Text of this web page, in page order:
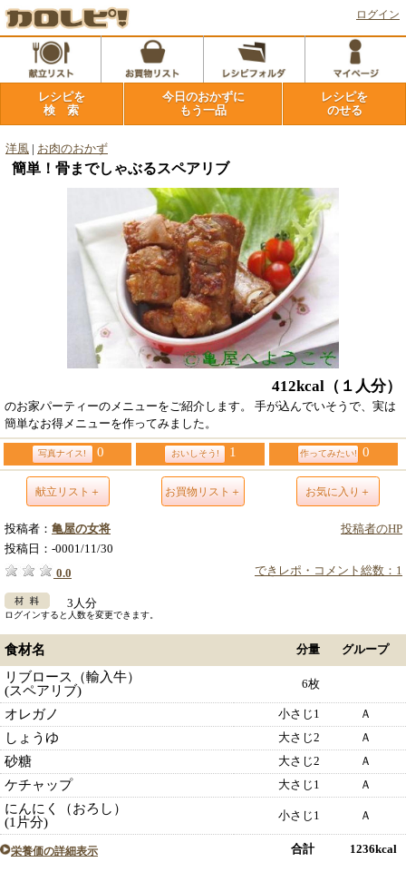
ログイン
レシピを
検 索
今日のおかずに
もう一品
レシピを
のせる
洋風 お肉のおかず
簡単！骨までしゃぶるスペアリブ
412kcal （１人分）
のお家パーティーのメニューをご紹介します。 手が込んでいそうで、実は
簡単なお得メニューを作ってみました。
写真ナイス! 0 おいしそう! 1 作ってみたい! 0
献立リスト＋ お買物リスト＋ お気に入り＋
投稿者のHP
投稿者： 亀屋の女将
投稿日： -0001/11/30
できレポ・コメント総数：1
0.0
3人分
ログインすると人数を変更できます。
食材名 分量 グループ
リブロース（輸入牛）
(スペアリブ)
6枚
オレガノ 小さじ1 Ａ
しょうゆ 大さじ2 Ａ
砂糖 大さじ2 Ａ
ケチャップ 大さじ1 Ａ
にんにく（おろし）
(1片分)
小さじ1 Ａ
栄養価の詳細表示 合計 1236kcal